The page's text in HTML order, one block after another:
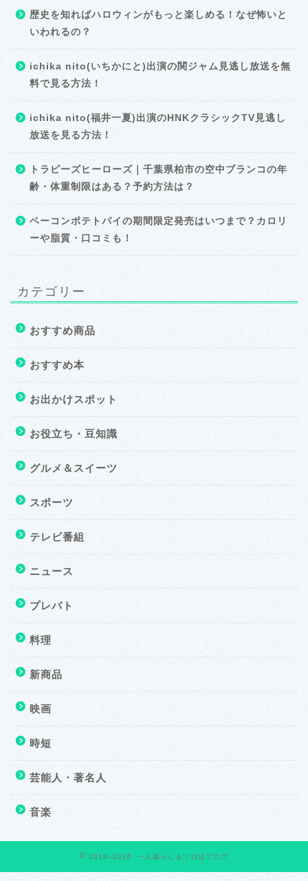
歴史を知ればハロウィンがもっと楽しめる！なぜ怖いと
いわれるの？
ichika nito(いちかにと)出演の関ジャム見逃し放送を無
料で見る方法！
ichika nito(福井一夏)出演のHNKクラシックTV見逃し
放送を見る方法！
トラピーズヒーローズ｜千葉県柏市の空中ブランコの年
齢・体重制限はある？予約方法は？
ベーコンポテトパイの期間限定発売はいつまで？カロリ
ーや脂質・口コミも！
カテゴリー
おすすめ商品
おすすめ本
お出かけスポット
お役立ち・豆知識
グルメ＆スイーツ
スポーツ
テレビ番組
ニュース
プレバト
料理
新商品
映画
時短
芸能人・著名人
音楽
2019–2026 一人暮らし＆ソロ活ブログ